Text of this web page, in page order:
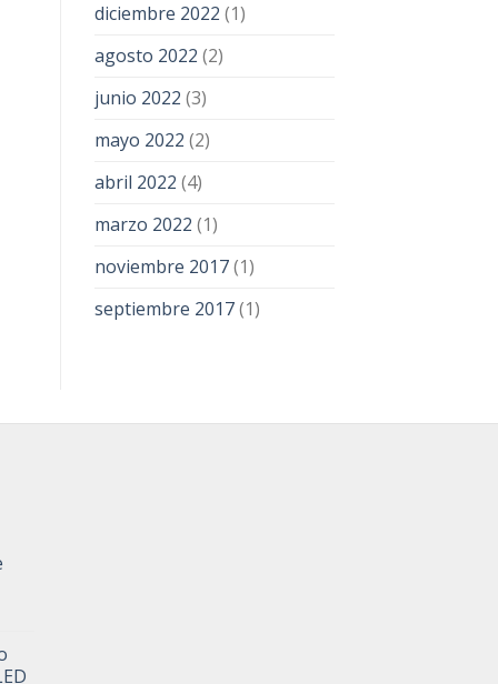
diciembre 2022 (1)
agosto 2022 (2)
junio 2022 (3)
mayo 2022 (2)
abril 2022 (4)
marzo 2022 (1)
noviembre 2017(1)
septiembre 2017(1)